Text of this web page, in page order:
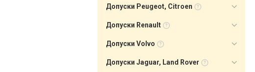
Допуски Peugeot, Citroen
Допуски Renault
Допуски Volvo
Допуски Jaguar, Land Rover